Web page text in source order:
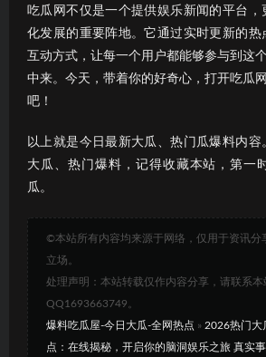
吃瓜网不仅是一个提供娱乐新闻的平台，
化发展的重要阵地。它通过实时更新的热
互动方式，让每一个用户都能够参与到这
中来。今天，带着你的好奇心，打开吃瓜
吧！
以上就是今日最新大瓜、热门瓜爆料内
大瓜、热门爆料，记得收藏本站，第一
瓜。
©本站所有内容均来源于网络，仅用于资讯分
立场。
处理声明：本站转载仅作内容分享，请联系本
QQ1693663749。
爆料吃瓜屋-今日大瓜-全网热点 » 2026热门大
点：在线揭秘，开启你的脑洞娱乐之旅 真实